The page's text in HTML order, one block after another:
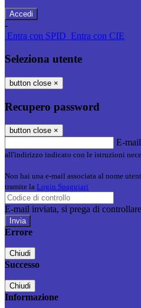
-
Entra con SPID Entra con CIE
Seleziona utente
button close ×
Recupero password
button close ×
E-mail
all'indirizzo indicato con le istruzioni
Non hai una e-mail associata al nome
tramite la Login Spaggiari
E-mail inviata, si prega di
Errore
Chiudi
Successo
Chiudi
Informazione